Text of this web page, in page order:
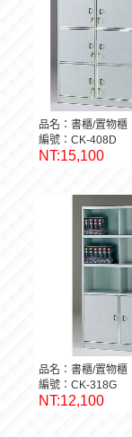
品名：書櫃/置物櫃
編號：CK-408D
NT:15,100
品名：書櫃/置物櫃
編號：CK-318G
NT:12,100